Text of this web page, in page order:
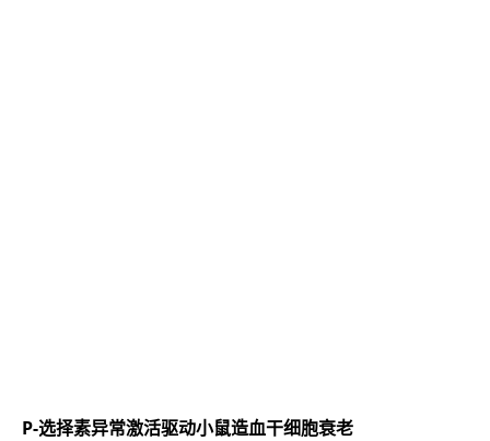
P-选择素异常激活驱动小鼠造血干细胞衰老